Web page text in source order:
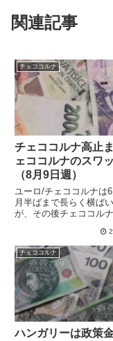
関連記事
チェココルナ
チェココルナ高止
ェココルナのスワ
（8月9日週）
ユーロ/チェココルナは
月半ばまで長らく横ば
が、その後チェココル
してはユーロ高ですが
ロ以上にチェココルナ
です。8/9週は週初にチ
ナ高となった後、少し
チェココルナ
ハンガリーは政策